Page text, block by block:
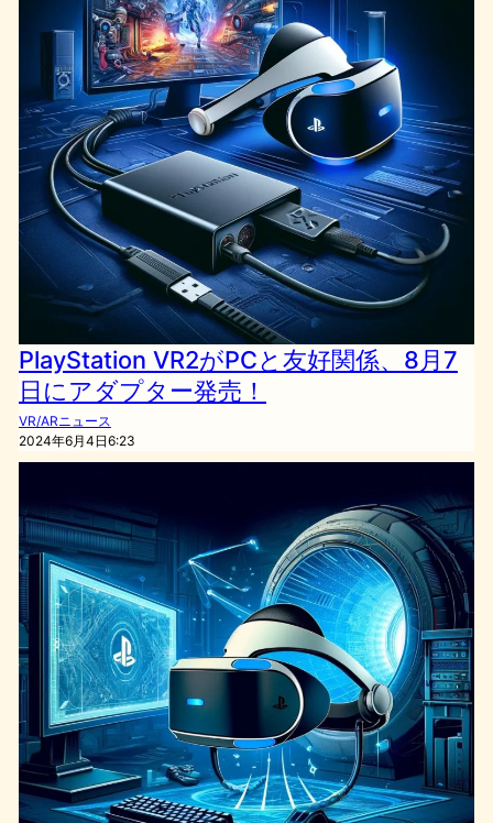
PlayStation VR2がPCと友好関係、8月7
日にアダプター発売！
VR/ARニュース
2024年6月4日6:23